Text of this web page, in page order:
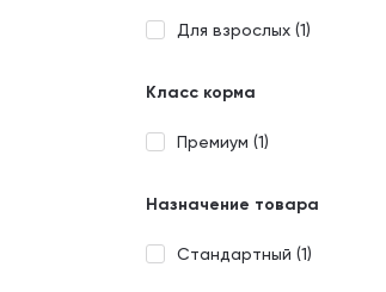
Для взрослых (1)
Класс корма
Премиум (1)
Назначение товара
Стандартный (1)